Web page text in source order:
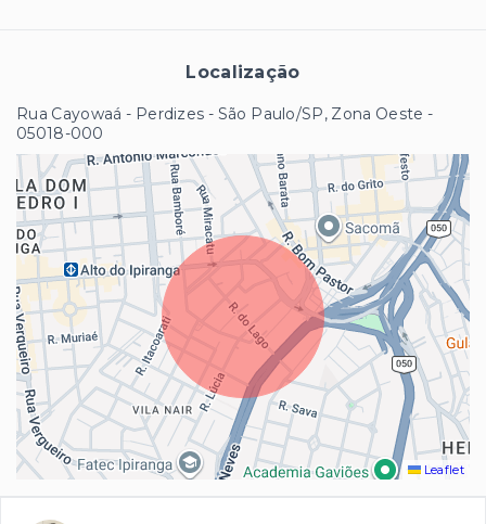
Localização
Rua Cayowaá - Perdizes - São Paulo/SP, Zona Oeste -
05018-000
Leaflet